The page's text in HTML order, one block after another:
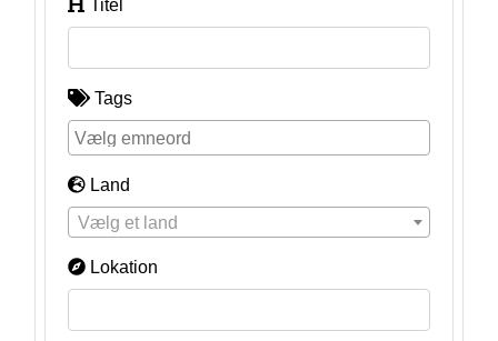
Titel
Tags
Land
Vælg et land
Lokation